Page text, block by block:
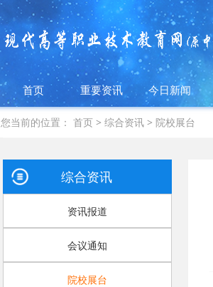
首页 重要资讯 今日新闻
您当前的位置：首页 >综合资讯 >院校展台
综合资讯
资讯报道
会议通知
院校展台